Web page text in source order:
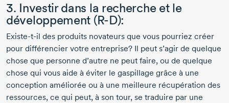
3. Investir dans la recherche et le
développement (R-D):
Existe-t-il des produits novateurs que vous pourriez créer
pour différencier votre entreprise? Il peut s’agir de quelque
chose que personne d’autre ne peut faire, ou de quelque
chose qui vous aide à éviter le gaspillage grâce à une
conception améliorée ou à une meilleure récupération des
ressources, ce qui peut, à son tour, se traduire par une